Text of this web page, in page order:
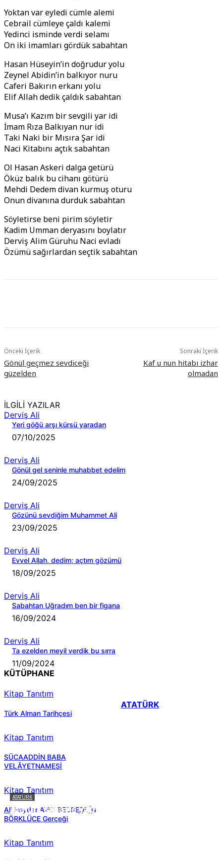
Yoktan var eyledi cümle alemi
Cebrail cümleye çaldı kalemi
Yedinci isminde verdi selamı
On iki imamları gördük sabahtan
Hasan Hüseyin’in doğrudur yolu
Zeynel Abidin’in balkıyor nuru
Caferi Bakırın erkanı yolu
Elif Allah dedik çaldık sabahtan
Musa’ı Kazım bir sevgili yar idi
İmam Rıza Balkıyan nur idi
Taki Naki bir Mısıra Şar idi
Naci Kitabını açtık sabahtan
Ol Hasan Askeri dalga getürü
Öküz balık bu cihanı götürü
Mehdi Dedem divan kurmuş oturu
Onun divanına durduk sabahtan
Söyletirse beni pirim söyletir
Kadim Umman deryasını boylatır
Derviş Alim Güruhu Naci evladı
Özümü sağırlardan seçtik sabahtan
Önceki İçerik
Gönül geçmez sevdiceği
güzelden
Sonraki İçerik
Kaf u nun hitabı izhar
olmadan
İLGİLİ YAZILAR
Derviş Ali
Yeri göğü arşı kürsü yaradan
07/10/2025
Derviş Ali
Gönül gel seninle muhabbet edelim
24/09/2025
Derviş Ali
Gözünü sevdiğim Muhammet Ali
23/09/2025
Derviş Ali
Evvel Allah, dedim; açtım gözümü
18/09/2025
Derviş Ali
Sabahtan Uğradım ben bir figana
16/09/2024
Derviş Ali
Ta ezelden meyil verdik bu sırra
11/09/2024
KÜTÜPHANE
Kitap Tanıtım
Türk Alman Tarihçesi
Kitap Tanıtım
SÜCAADDİN BABA
VELÂYETNAMESİ
Kitap Tanıtım
Ali Haydar AVCI BEDREDDİN
BÖRKLÜCE Gerçeği
Kitap Tanıtım
ATATÜRK
ATATÜRK
Atatürk sana ne yaptı?